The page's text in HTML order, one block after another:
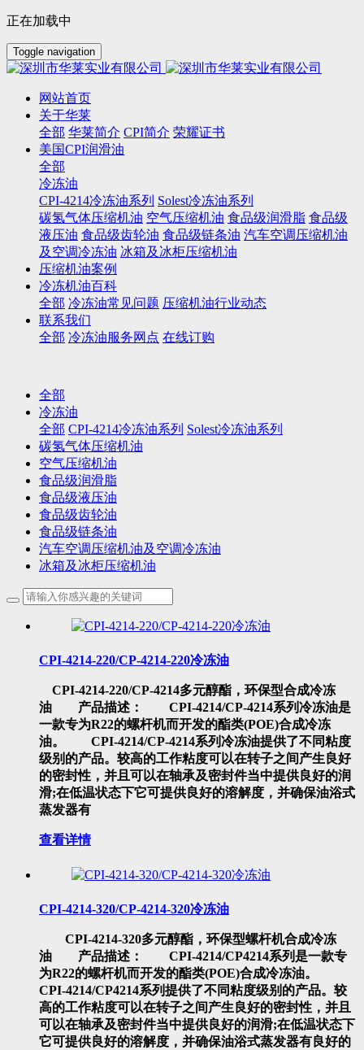
正在加载中
Toggle navigation
网站首页
关于华莱
全部 华莱简介 CPI简介 荣耀证书
美国CPI润滑油
全部
冷冻油
CPI-4214冷冻油系列 Solest冷冻油系列
碳氢气体压缩机油 空气压缩机油 食品级润滑脂 食品级
液压油 食品级齿轮油 食品级链条油 汽车空调压缩机油
及空调冷冻油 冰箱及冰柜压缩机油
压缩机油案例
冷冻机油百科
全部 冷冻油常见问题 压缩机油行业动态
联系我们
全部 冷冻油服务网点 在线订购
全部
冷冻油
全部 CPI-4214冷冻油系列 Solest冷冻油系列
碳氢气体压缩机油
空气压缩机油
食品级润滑脂
食品级液压油
食品级齿轮油
食品级链条油
汽车空调压缩机油及空调冷冻油
冰箱及冰柜压缩机油
CPI-4214-220/CP-4214-220冷冻油
CPI-4214-220/CP-4214多元醇酯，环保型合成冷冻
油 产品描述： CPI-4214/CP-4214系列冷冻油是
一款专为R22的螺杆机而开发的酯类(POE)合成冷冻
油。 CPI-4214/CP-4214系列冷冻油提供了不同粘度
级别的产品。较高的工作粘度可以在转子之间产生良好
的密封性，并且可以在轴承及密封件当中提供良好的润
滑;在低温状态下它可提供良好的溶解度，并确保油浴式
蒸发器有
查看详情
CPI-4214-320/CP-4214-320冷冻油
CPI-4214-320多元醇酯，环保型螺杆机合成冷冻
油 产品描述： CPI-4214/CP4214系列是一款专
为R22的螺杆机而开发的酯类(POE)合成冷冻油。
CPI-4214/CP4214系列提供了不同粘度级别的产品。较
高的工作粘度可以在转子之间产生良好的密封性，并且
可以在轴承及密封件当中提供良好的润滑;在低温状态下
它可提供良好的溶解度，并确保油浴式蒸发器有良好的